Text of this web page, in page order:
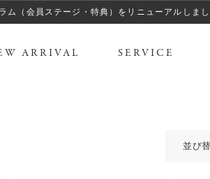
ム（会員ステージ・特典）をリニューアルしまし
ARRIVAL SERVICE
並び